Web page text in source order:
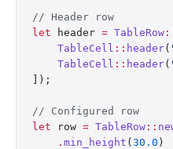
// Header row
let header = TableRow
    TableCell
:: header(
    TableCell
:: header(
]);
// Configured row
let row = TableRow ::
    .
min_height ( 30.0 )